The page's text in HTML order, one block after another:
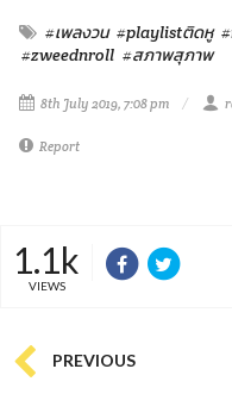
#เพลงวน #playlistติดหู
#zweednroll #สภาพสุภาพ
8th July 2019, 7:08 pm
Report
1.1k
VIEWS
PREVIOUS